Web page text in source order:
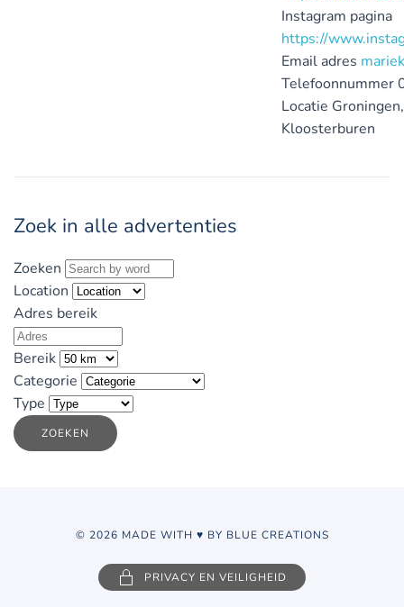
Instagram pagina
https://
Email adres
Telefoonnummer
Locatie
Kloosterburen
Zoek in alle advertenties
Zoeken
Location
Adres bereik
Bereik
Categorie
Type
ZOEKEN
© 2026 MADE WITH ♥ BY BLUE CREATIONS
PRIVACY EN VEILIGHEID